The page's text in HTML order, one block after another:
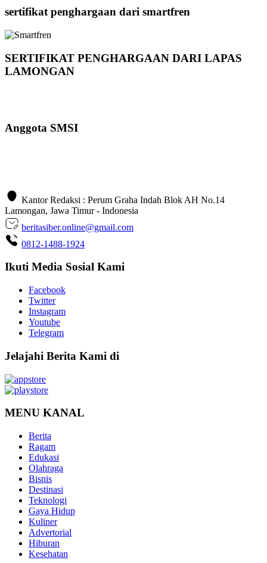
sertifikat penghargaan dari smartfren
SERTIFIKAT PENGHARGAAN DARI LAPAS
LAMONGAN
Anggota SMSI
Kantor Redaksi : Perum Graha Indah Blok AH No.14
Lamongan, Jawa Timur - Indonesia
beritasiber.online@gmail.com
0812-1488-1924
Ikuti Media Sosial Kami
Facebook
Twitter
Instagram
Youtube
Telegram
Jelajahi Berita Kami di
MENU KANAL
Berita
Ragam
Edukasi
Olahraga
Bisnis
Destinasi
Teknologi
Gaya Hidup
Kuliner
Advertorial
Hiburan
Kesehatan